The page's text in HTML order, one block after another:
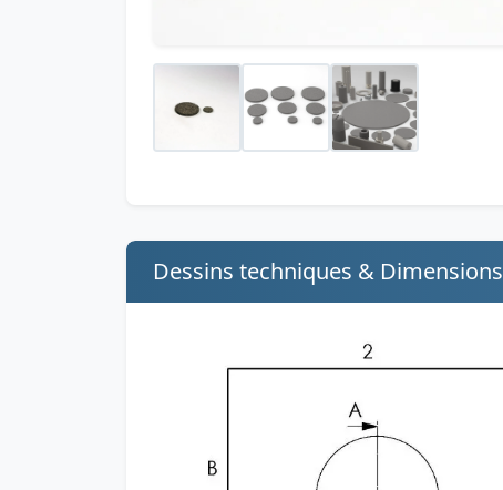
Dessins techniques & Dimensions